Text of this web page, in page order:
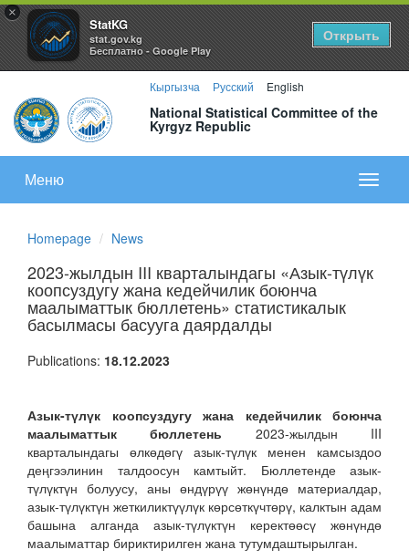
×
StatKG
stat.gov.kg
Бесплатно - Google Play
Открыть
Кыргызча Русский English
National Statistical Committee of the
Kyrgyz Republic
меню
Меню
Homepage News
2023-жылдын III кварталындагы «Азык-түлүк
коопсуздугу жана кедейчилик боюнча
маалыматтык бюллетень» статистикалык
басылмасы басууга даярдалды
Publications: 18.12.2023
Азык-түлүк коопсуздугу жана кедейчилик боюнча
маалыматтык бюллетень 2023-жылдын III
кварталындагы өлкөдөгү азык-түлүк менен камсыздоо
деңгээлинин талдоосун камтыйт. Бюллетенде азык-
түлүктүн болуусу, аны өндүрүү жөнүндө материалдар,
азык-түлүктүн жеткиликтүүлүк көрсөткүчтөрү, калктын адам
башына алганда азык-түлүктүн керектөөсү жөнүндө
маалыматтар бириктирилген жана тутумдаштырылган.